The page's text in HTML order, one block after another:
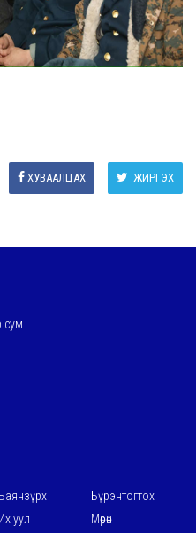
ЖИРГЭХ
ХУВААЛЦАХ
сум
Баянзүрх
Бүрэнтогтох
Их уул Мөрөн